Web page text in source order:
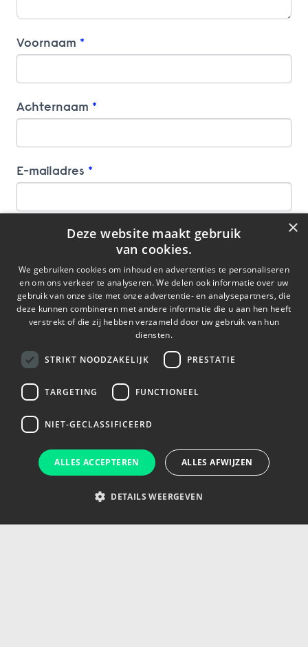
Voornaam *
Achternaam *
E-mailadres *
Bedrijfsnaam *
Alle persoonsgegevens worden verwerkt in
overeenstemming met dezePrivacyverklaring
Verzenden
stimulering bouw en
onderhoud
BMKB–Groen
×
Deze website maakt gebruik
van cookies.
We gebruiken cookies om inhoud en advertenties te personaliseren
en om ons verkeer te analyseren. We delen ook informatie over uw
gebruik van onze site met onze advertentie- en analysepartners, die
deze kunnen combineren met andere informatie die u aan hen heeft
verstrekt of die zij hebben verzameld door uw gebruik van hun
diensten.
STRIKT NOODZAKELIJK PRESTATIE
TARGETING FUNCTIONEEL
NIET-GECLASSIFICEERD
ALLES ACCEPTEREN ALLES AFWIJZEN
DETAILS WEERGEVEN